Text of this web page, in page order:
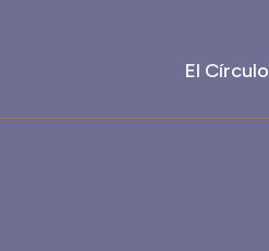
El Círculo